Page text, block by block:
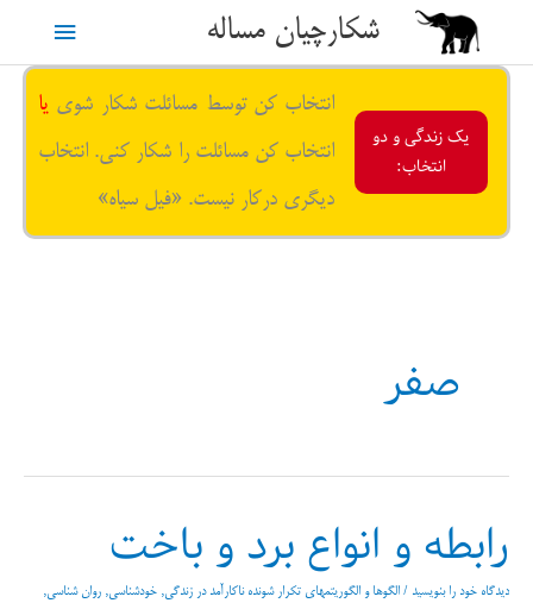
محتوا
شکارچیان مساله
فهرست
یک زندگی و دو
انتخاب:
انتخاب کن توسط مسائلت شکار شوی یا
انتخاب کن مسائلت را شکار کنی. انتخاب
دیگری درکار نیست. «فیل سیاه»
صفر
رابطه و انواع برد و باخت
دیدگاه‌ خود را بنویسید / الگوها و الگوریتمهای تکرار شونده ناکارآمد در زندگی, خودشناسی, روان شناسی,